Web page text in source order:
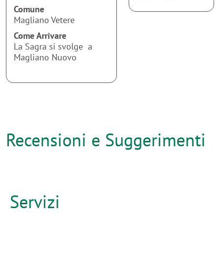
Comune
Magliano Vetere
Come Arrivare
La Sagra si svolge a
Magliano Nuovo
Recensioni e Suggerimenti
Servizi